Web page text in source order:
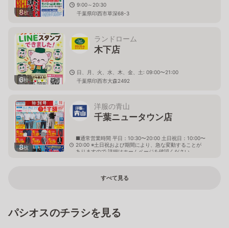
8枚
9:00～20:30
千葉県印西市草深68-3
6枚
ランドローム
木下店
日、月、火、水、木、金、土: 09:00〜21:00
千葉県印西市大森2492
8枚
洋服の青山
千葉ニュータウン店
■通常営業時間 平日：10:30〜20:00 土日祝日：10:00〜
20:00 ※土日祝および期間により、急な変動することが
ありますので 詳細はホームページを確認ください
すべて見る
パシオスのチラシを見る